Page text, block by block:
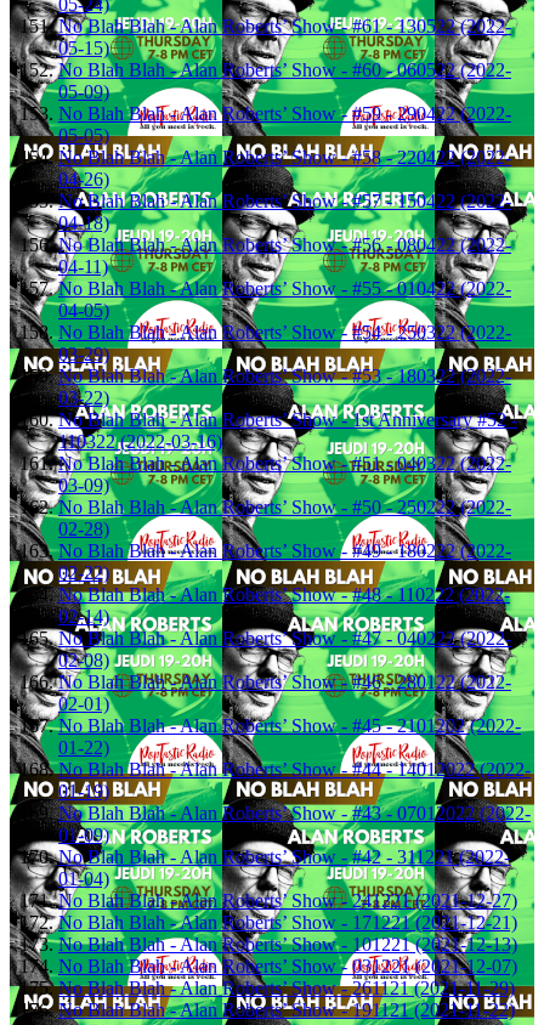
No Blah Blah - Alan Roberts’ Show - #61 - 130522 (2022-
05-15)
No Blah Blah - Alan Roberts’ Show - #60 - 060522 (2022-
05-09)
No Blah Blah - Alan Roberts’ Show - #59 - 290422 (2022-
05-05)
No Blah Blah - Alan Roberts’ Show - #58 - 220422 (2022-
04-26)
No Blah Blah - Alan Roberts’ Show - #57 - 150422 (2022-
04-18)
No Blah Blah - Alan Roberts’ Show - #56 - 080422 (2022-
04-11)
No Blah Blah - Alan Roberts’ Show - #55 - 010422 (2022-
04-05)
No Blah Blah - Alan Roberts’ Show - #54 - 250322 (2022-
03-29)
No Blah Blah - Alan Roberts’ Show - #53 - 180322 (2022-
03-22)
No Blah Blah - Alan Roberts’ Show - 1st Anniversary #52 -
110322 (2022-03-16)
No Blah Blah - Alan Roberts’ Show - #51 - 040322 (2022-
03-09)
No Blah Blah - Alan Roberts’ Show - #50 - 250222 (2022-
02-28)
No Blah Blah - Alan Roberts’ Show - #49 - 180222 (2022-
02-22)
No Blah Blah - Alan Roberts’ Show - #48 - 110222 (2022-
02-14)
No Blah Blah - Alan Roberts’ Show - #47 - 040222 (2022-
02-08)
No Blah Blah - Alan Roberts’ Show - #46 - 280122 (2022-
02-01)
No Blah Blah - Alan Roberts’ Show - #45 - 2101202 (2022-
01-22)
No Blah Blah - Alan Roberts’ Show - #44 - 14012022 (2022-
01-19)
No Blah Blah - Alan Roberts’ Show - #43 - 07012022 (2022-
01-09)
No Blah Blah - Alan Roberts’ Show - #42 - 311221 (2022-
01-04)
No Blah Blah - Alan Roberts’ Show - 241221 (2021-12-27)
No Blah Blah - Alan Roberts’ Show - 171221 (2021-12-21)
No Blah Blah - Alan Roberts’ Show - 101221 (2021-12-13)
No Blah Blah - Alan Roberts’ Show - 031221 (2021-12-07)
No Blah Blah - Alan Roberts’ Show - 261121 (2021-11-29)
No Blah Blah - Alan Roberts’ Show - 191121 (2021-11-22)